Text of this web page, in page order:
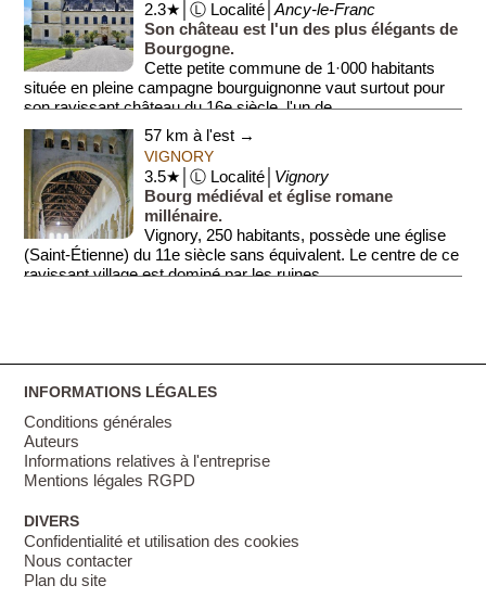
2.3★│Ⓛ Localité│Ancy-le-Franc
Son château est l'un des plus élégants de
Bourgogne.
Cette petite commune de 1·000 habitants
située en pleine campagne bourguignonne vaut surtout pour
son ravissant château du 16e siècle, l'un de...
57 km à l'est →
VIGNORY
3.5★│Ⓛ Localité│ Vignory
Bourg médiéval et église romane
millénaire.
Vignory, 250 habitants, possède une église
(Saint-Étienne) du 11e siècle sans équivalent. Le centre de ce
ravissant village est dominé par les ruines ...
INFORMATIONS LÉGALES
Conditions générales
Auteurs
Informations relatives à l'entreprise
Mentions légales RGPD
DIVERS
Confidentialité et utilisation des cookies
Nous contacter
Plan du site